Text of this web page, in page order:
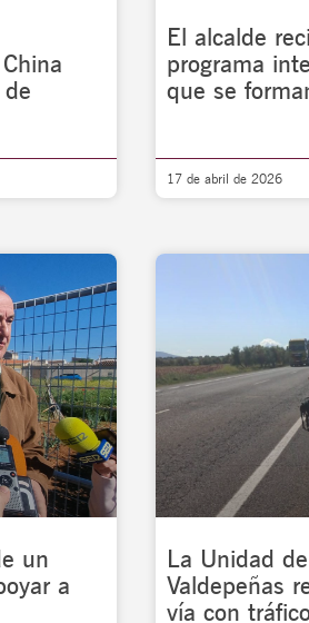
El alcalde
programa
que se
17 de abril de 2026
un
a
La Unidad
Valdepeñas
vía con